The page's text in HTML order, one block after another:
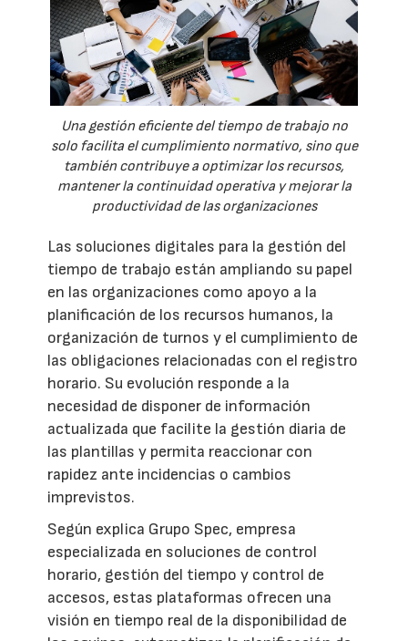
Una gestión eficiente del tiempo de trabajo no
solo facilita el cumplimiento normativo, sino que
también contribuye a optimizar los recursos,
mantener la continuidad operativa y mejorar la
productividad de las organizaciones
Las soluciones digitales para la gestión del
tiempo de trabajo están ampliando su papel
en las organizaciones como apoyo a la
planificación de los recursos humanos, la
organización de turnos y el cumplimiento de
las obligaciones relacionadas con el registro
horario. Su evolución responde a la
necesidad de disponer de información
actualizada que facilite la gestión diaria de
las plantillas y permita reaccionar con
rapidez ante incidencias o cambios
imprevistos.
Según explica Grupo Spec, empresa
especializada en soluciones de control
horario, gestión del tiempo y control de
accesos, estas plataformas ofrecen una
visión en tiempo real de la disponibilidad de